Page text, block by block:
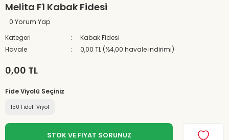
Melita F1 Kabak Fidesi
0 Yorum Yap
Kategori
Kabak Fidesi
Havale
0,00 TL (%4,00 havale indirimi)
0,00 TL
Fide Viyolü Seçiniz
150 Fideli Viyol
STOK VE FİYAT SORUNUZ